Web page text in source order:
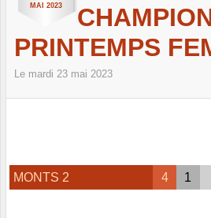
MAI 2023
PRINTEMPS
Le mardi 23 mai 2023
MONTS 2 4 1